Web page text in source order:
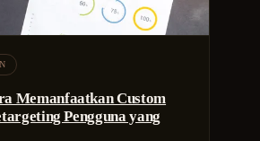
Memanfaatkan Custom
Pengguna yang